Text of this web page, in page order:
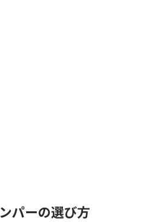
パーの選び方